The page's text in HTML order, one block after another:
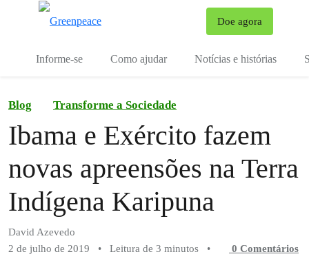
Doe agora
Informe-se Como ajudar Notícias e histórias
Blog Transforme a Sociedade
Ibama e Exército fazem
novas apreensões na Terra
Indígena Karipuna
David Azevedo
2 de julho de 2019
• Leitura de 3 minutos • 0 Comentários